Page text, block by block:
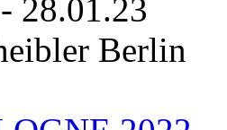
- 28.01.23
Berlin